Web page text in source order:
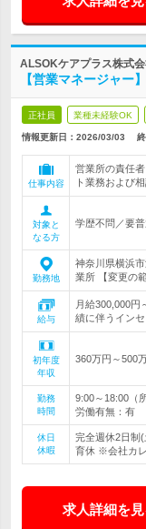
ALSOKケアプラス株式
【営業マネージャー
正社員 業種未経験OK
情報更新日：2026/03/03
仕事内容
営業所の責任
ト業務および
対象と
なる方
学歴不問／要
勤務地
神奈川県横浜
業所 【変更の
給与
月給300,000
績に伴うイン
初年度
年収
360万円～500
勤務
時間
9:00～18:00（
労働有無：有
休日
休暇
完全週休2日制
育休 ※会社カ
求人詳細を見